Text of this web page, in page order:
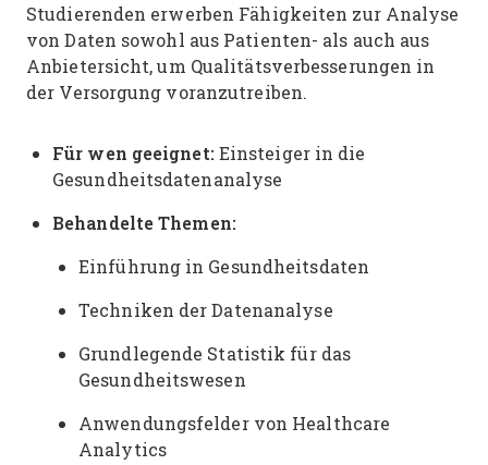
Studierenden erwerben Fähigkeiten zur Analyse
von Daten sowohl aus Patienten- als auch aus
Anbietersicht, um Qualitätsverbesserungen in
der Versorgung voranzutreiben.
Für wen geeignet:Einsteiger in die
Gesundheitsdatenanalyse
Behandelte Themen:
Einführung in Gesundheitsdaten
Techniken der Datenanalyse
Grundlegende Statistik für das
Gesundheitswesen
Anwendungsfelder von Healthcare
Analytics